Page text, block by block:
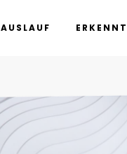
AUSLAUF